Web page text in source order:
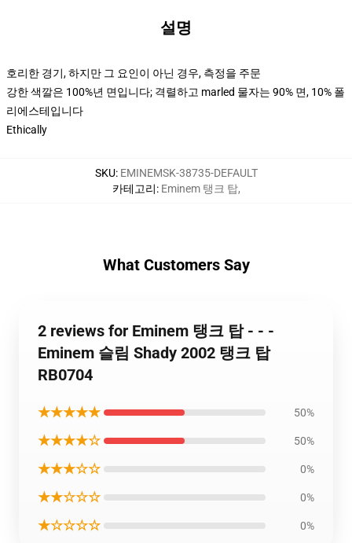
설명
호리한 경기, 하지만 그 요인이 아닌 경우, 측정을 주문
강한 색깔은 100%년 면입니다; 격렬하고 marled 물자는 90% 면, 10% 폴
리에스테입니다
Ethically
SKU: EMINEMSK-38735-DEFAULT
카테고리: Eminem 탱크 탑,
What Customers Say
2 reviews for Eminem 탱크 탑 - - -
Eminem 슬림 Shady 2002 탱크 탑
RB0704
★★★★★ 50%
★★★★☆ 50%
★★★☆☆ 0%
★★☆☆☆ 0%
★☆☆☆☆ 0%